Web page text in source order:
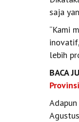
saja
“Kami
lebih
BACA